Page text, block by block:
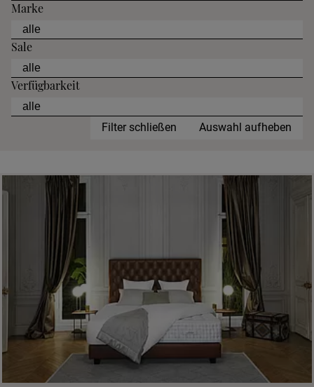
Marke
Sale
Verfügbarkeit
Filter schließen Auswahl aufheben